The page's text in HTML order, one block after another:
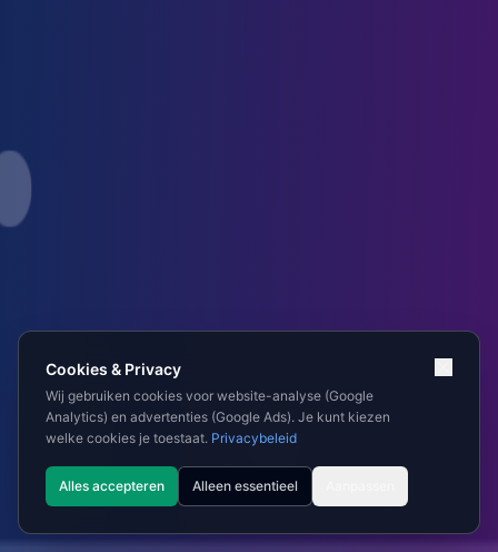
Cookies & Privacy
Wij gebruiken cookies voor website-analyse (Google
Analytics) en advertenties (Google Ads). Je kunt kiezen
welke cookies je toestaat. Privacybeleid
Alles accepteren Alleen essentieel